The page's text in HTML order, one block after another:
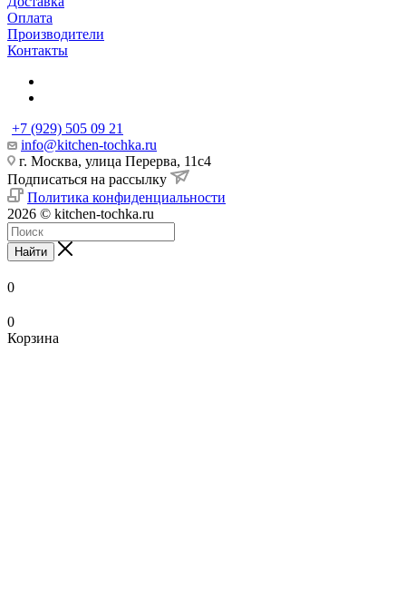
Оплата
Производители
Контакты
+7 (929) 505 09 21
info@kitchen-tochka.ru
г. Москва, улица Перерва, 11с4
Подписаться на рассылку
Политика конфиденциальности
2026 © kitchen-tochka.ru
Найти
0
0
Корзина